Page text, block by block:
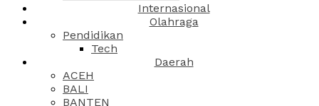
Internasional
Olahraga
Pendidikan
Tech
Daerah
ACEH
BALI
BANTEN